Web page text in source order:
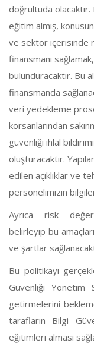
doğrultuda olacaktır.
eğitim almış,
ve sektör içerisinde
finansmanı
bulunduracaktır. Bu
finansmanda
veri yedekleme
korsanlarından
güvenliği ihlal
oluşturacaktır.
edilen açıklıklar ve
personelimizin
Ayrıca risk
belirleyip bu
ve şartlar
Bu politikayı
Güvenliği Yönetim
getirmelerini
tarafların Bilgi
eğitimleri alması